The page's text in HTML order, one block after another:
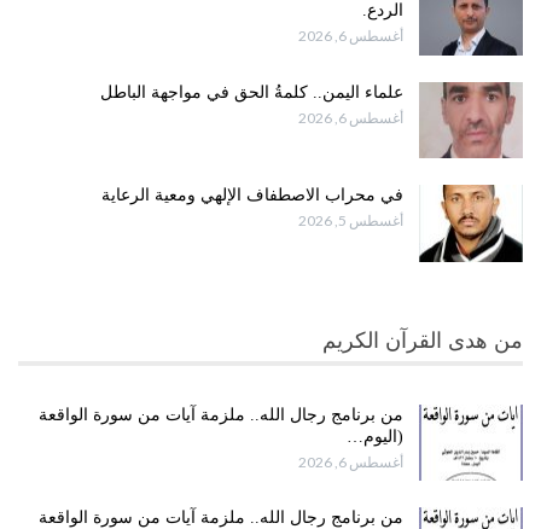
الردع.
أغسطس 6, 2026
علماء اليمن.. كلمةُ الحق في مواجهة الباطل
أغسطس 6, 2026
في محراب الاصطفاف الإلهي ومعية الرعاية
أغسطس 5, 2026
من هدى القرآن الكريم
من برنامج رجال الله.. ملزمة آيات من سورة الواقعة
(اليوم…
أغسطس 6, 2026
من برنامج رجال الله.. ملزمة آيات من سورة الواقعة